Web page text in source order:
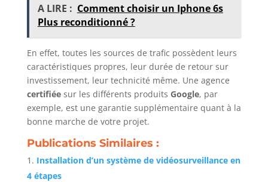
A LIRE : Comment choisir un Iphone 6s
Plus reconditionné ?
En effet, toutes les sources de trafic possèdent leurs
caractéristiques propres, leur durée de retour sur
investissement, leur technicité même. Une agence
certifiée sur les différents produits Google, par
exemple, est une garantie supplémentaire quant à la
bonne marche de votre projet.
Publications Similaires :
Installation d’un système de vidéosurveillance en
4 étapes